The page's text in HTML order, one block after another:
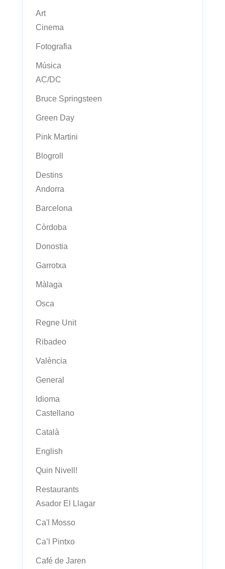
Art
Cinema
Fotografia
Música
AC/DC
Bruce Springsteen
Green Day
Pink Martini
Blogroll
Destins
Andorra
Barcelona
Còrdoba
Donostia
Garrotxa
Màlaga
Osca
Regne Unit
Ribadeo
València
General
Idioma
Castellano
Català
English
Quin Nivell!
Restaurants
Asador El Llagar
Ca'l Mosso
Ca’l Pintxo
Café de Jaren